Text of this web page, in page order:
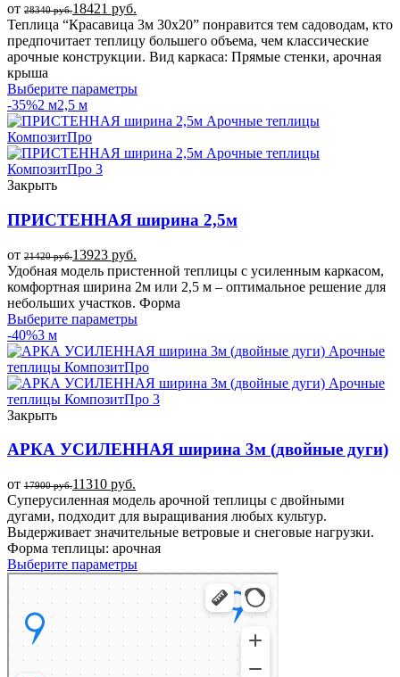
от 28340руб.18421 руб.
Теплица “Красавица 3м 30х20” понравится тем садоводам, кто
предпочитает теплицу большего объема, чем классические
арочные конструкции. Вид каркаса: Прямые стенки, арочная
крыша
Выберите параметры
-35%2 м2,5 м
Закрыть
ПРИСТЕННАЯ ширина 2,5м
от 21420руб.13923 руб.
Удобная модель пристенной теплицы с усиленным каркасом,
комфортная ширина 2м или 2,5 м – оптимальное решение для
небольших участков. Форма
Выберите параметры
-40%3 м
Закрыть
АРКА УСИЛЕННАЯ ширина 3м (двойные дуги)
от 17900руб.11310 руб.
Суперусиленная модель арочной теплицы с двойными
дугами, подходит для выращивания любых культур.
Выдерживает значительные ветровые и снеговые нагрузки.
Форма теплицы: арочная
Выберите параметры